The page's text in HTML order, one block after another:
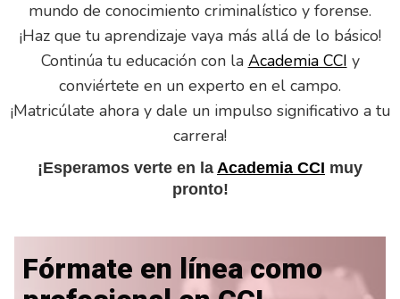
mundo de conocimiento criminalístico y forense.
¡Haz que tu aprendizaje vaya más allá de lo básico!
Continúa tu educación con la Academia CCI y
conviértete en un experto en el campo.
¡Matricúlate ahora y dale un impulso significativo a tu
carrera!
¡Esperamos verte en la Academia CCI muy
pronto!
Fórmate en línea como